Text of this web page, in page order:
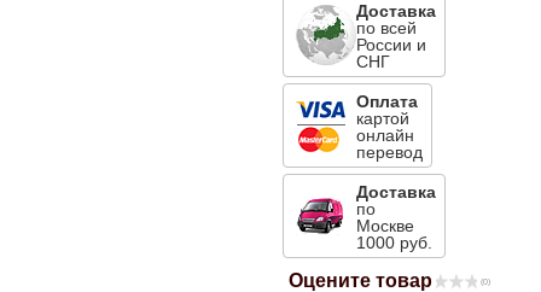
Доставка
по всей
России и
СНГ
Оплата
картой
онлайн
перевод
Доставка
по
Москве
1000 руб.
Оцените товар (0)